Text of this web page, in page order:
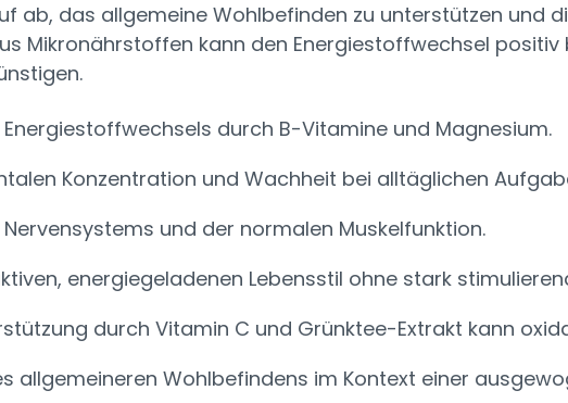
ab, das allgemeine Wohlbefinden zu unterstützen und
Mikronährstoffen kann den Energiestoffwechsel
durch B-Vitamine und Magnesium.
Konzentration und Wachheit bei alltäglichen
und der normalen Muskelfunktion.
energiegeladenen Lebensstil ohne stark
durch Vitamin C und Grünktee-Extrakt kann
allgemeineren Wohlbefindens im Kontext einer